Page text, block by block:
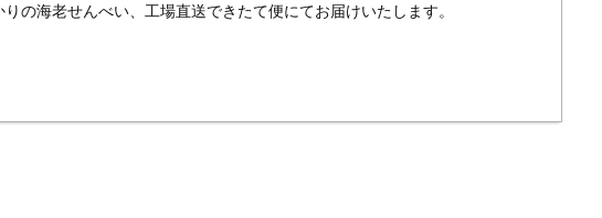
りの海老せんべい、工場直送できたて便にてお届けいたします。